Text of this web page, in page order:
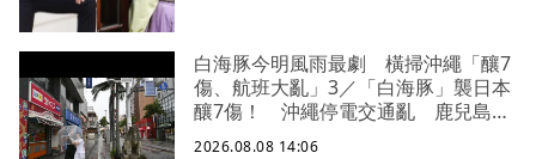
白海豚今明風雨最劇 橫掃沖繩「釀7
傷、航班大亂」3／「白海豚」襲日本
釀7傷！ 沖繩停電交通亂 鹿兒島建
築毀
2026.08.08 14:06